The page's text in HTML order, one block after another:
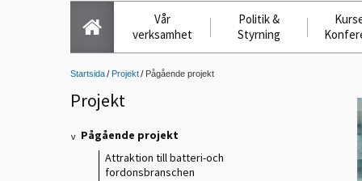
Vår
verksamhet
Politik &
Styrning
Startsida Projekt Pågående projekt
Projekt
Pågående projekt
Attraktion till batteri-och
fordonsbranschen